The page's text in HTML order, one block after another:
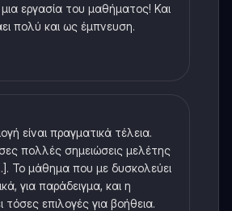
εργασία του μαθήματος! Και
πολύ και ως έμπνευση.
είναι πραγματικά τέλεια.
πολλές σημειώσεις μελέτης
Το μάθημα που με δυσκολεύει
για παράδειγμα, και η
τόσες επιλογές για βοήθεια.